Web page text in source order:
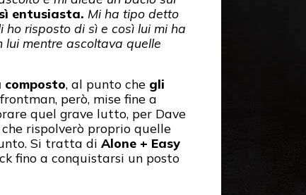
entusiasta. Mi ha tipo detto
ho risposto di sì e così lui mi ha
lui mentre ascoltava quelle
composto, al punto che gli
però, mise fine a
quel grave lutto, per Dave
rispolverò proprio quelle
Si tratta di Alone + Easy
fino a conquistarsi un posto